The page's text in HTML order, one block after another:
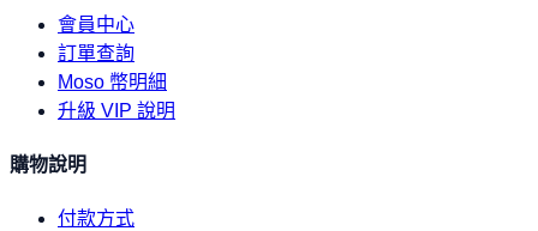
會員中心
訂單查詢
Moso 幣明細
升級 VIP 說明
購物說明
付款方式